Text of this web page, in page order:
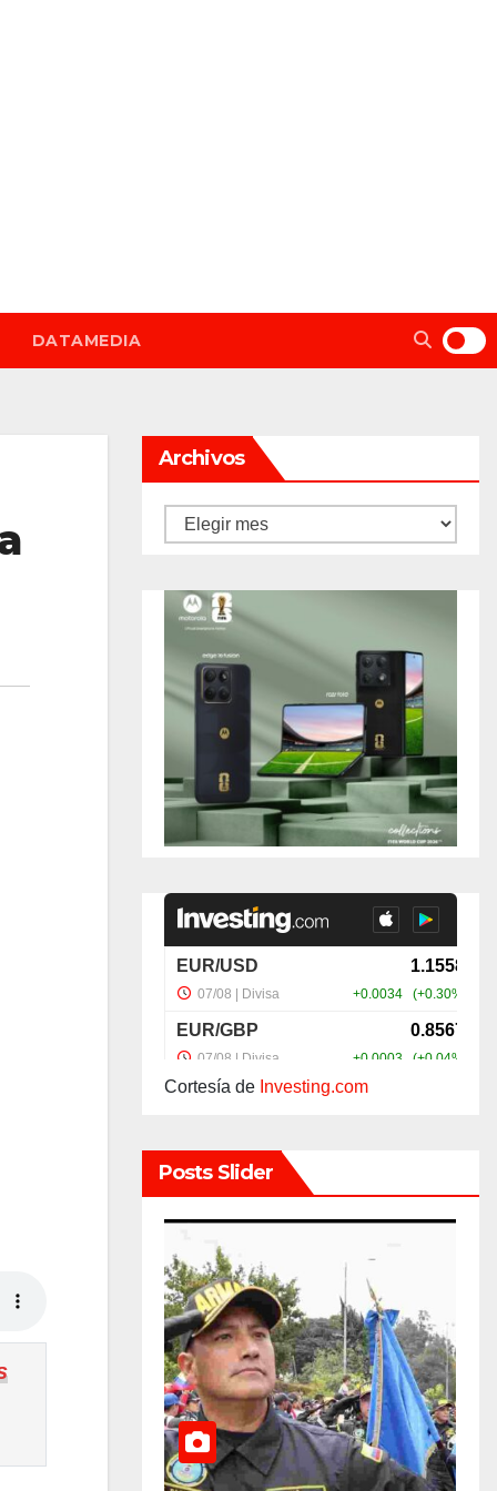
DATAMEDIA
Archivos
Archivos
Cortesía de Investing.com
Posts Slider